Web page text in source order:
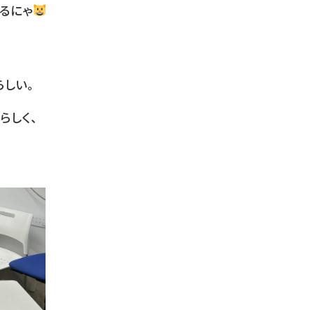
にゃ
い。
く、